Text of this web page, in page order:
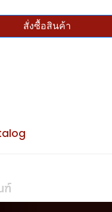
สั่งซื้อสินค้า
ฑ์